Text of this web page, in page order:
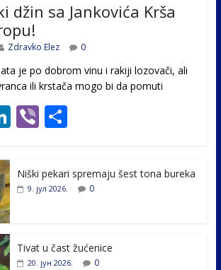
džin sa Jankovića Krša
Zdravko Elez 0
je po dobrom vinu i rakiji lozovači, ali
ili krstača mogo bi da pomuti
Li
e
Vi
er
S
e
Niški pekari spremaju šest tona bureka
9. јул 2026. 0
Tivat u čast žućenice
20. јун 2026. 0